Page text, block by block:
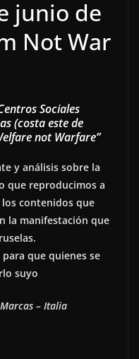
junio de
Not War
Sociales
(costa este de
not Warfare”
y análisis sobre la
que reproducimos a
contenidos que
la manifestación que
que quienes se
suyo
– Italia